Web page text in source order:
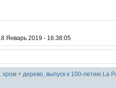
Январь 2019 - 16:38:05
+ дерево, выпуск к 100-летию La